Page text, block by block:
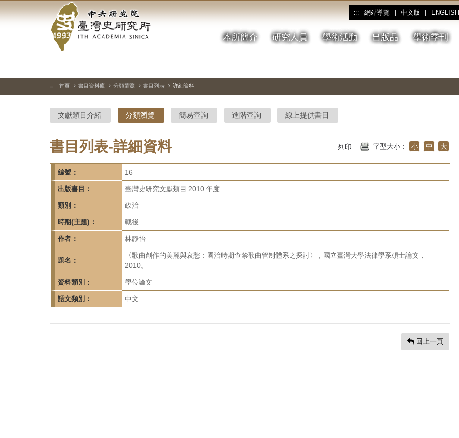
到
中
央
研
院-
臺
灣
史
研
究
所-
首
頁
::: 網站導覽 中文版 ENGLISH
本所簡介 研究人員 學術活動 出版品 學術季刊
::: 首頁 書目資料庫 分類瀏覽 書目列表 詳細資料
文獻類目介紹 分類瀏覽 簡易查詢 進階查詢 線上提供書目
書目列表-詳細資料 列印： 字型大小： 小 中 大
編號： 16
出版書目： 臺灣史研究文獻類目 2010 年度
類別： 政治
時期(主題)： 戰後
作者： 林靜怡
題名：
〈歌曲創作的美麗與哀愁：國治時期查禁歌曲管制體系之探討〉，國立臺灣大學法律學系碩士論文，
2010。
資料類別： 學位論文
語文類別： 中文
回上一頁